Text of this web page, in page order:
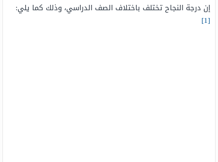
إن درجة النجاح تختلف باختلاف الصف الدراسي، وذلك كما يلي:
[1]